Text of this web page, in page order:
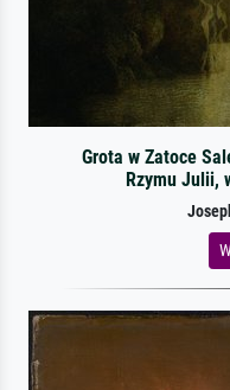
Grota w Zatoce
Rzymu Julii,